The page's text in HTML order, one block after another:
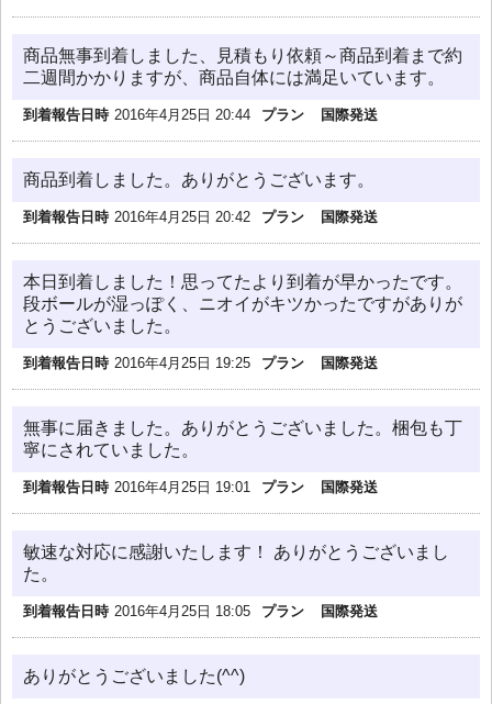
商品無事到着しました、見積もり依頼～商品到着まで約
二週間かかりますが、商品自体には満足いています。
到着報告日時 2016年4月25日 20:44 プラン 国際発送
商品到着しました。ありがとうございます。
到着報告日時 2016年4月25日 20:42 プラン 国際発送
本日到着しました！思ってたより到着が早かったです。
段ボールが湿っぽく、ニオイがキツかったですがありが
とうございました。
到着報告日時 2016年4月25日 19:25 プラン 国際発送
無事に届きました。ありがとうございました。梱包も丁
寧にされていました。
到着報告日時 2016年4月25日 19:01 プラン 国際発送
敏速な対応に感謝いたします！ ありがとうございまし
た。
到着報告日時 2016年4月25日 18:05 プラン 国際発送
ありがとうございました(^^)